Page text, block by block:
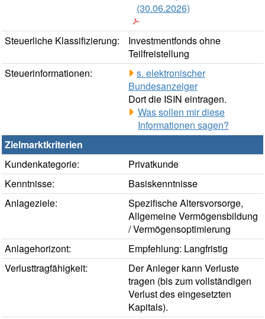
(30.06.2026)
Steuerliche Klassifizierung:
Investmentfonds ohne
Teilfreistellung
Steuerinformationen:
s. elektronischer
Bundesanzeiger
Dort die ISIN eintragen.
Was sollen mir diese
Informationen sagen?
Zielmarktkriterien
Kundenkategorie:
Privatkunde
Kenntnisse:
Basiskenntnisse
Anlageziele:
Spezifische Altersvorsorge,
Allgemeine Vermögensbildung
/ Vermögensoptimierung
Anlagehorizont:
Empfehlung: Langfristig
Verlusttragfähigkeit:
Der Anleger kann Verluste
tragen (bis zum vollständigen
Verlust des eingesetzten
Kapitals).